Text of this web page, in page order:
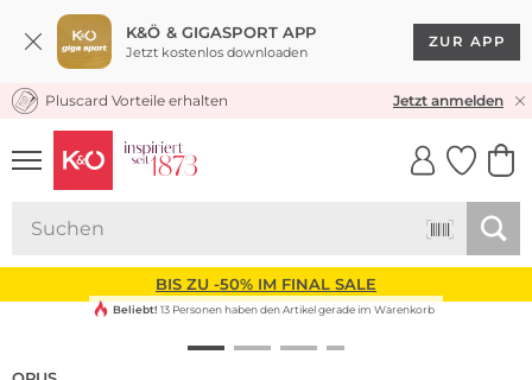
K&Ö & GIGASPORT APP
Jetzt kostenlos downloaden
ZUR APP
KOSTENLOSER VERSAND* & RÜCKVERSAND
Pluscard Vorteile erhalten Jetzt anmelden
UNSERE APP
CLICK &
BIS ZU -50% IM FINAL SALE
Beliebt! 13 Personen haben den Artikel gerade im Warenkorb